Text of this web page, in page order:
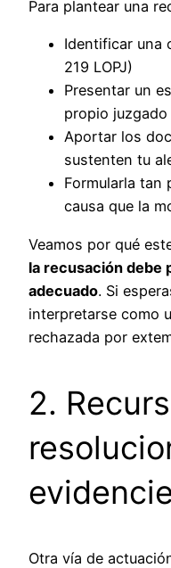
Para plantear una
Identificar una
219 LOPJ)
Presentar un
propio juzgado
Aportar los
sustenten tu
Formularla tan
causa que la
Veamos por qué
la recusación debe
adecuado. Si
interpretarse como
rechazada por
2.
Otra vía de